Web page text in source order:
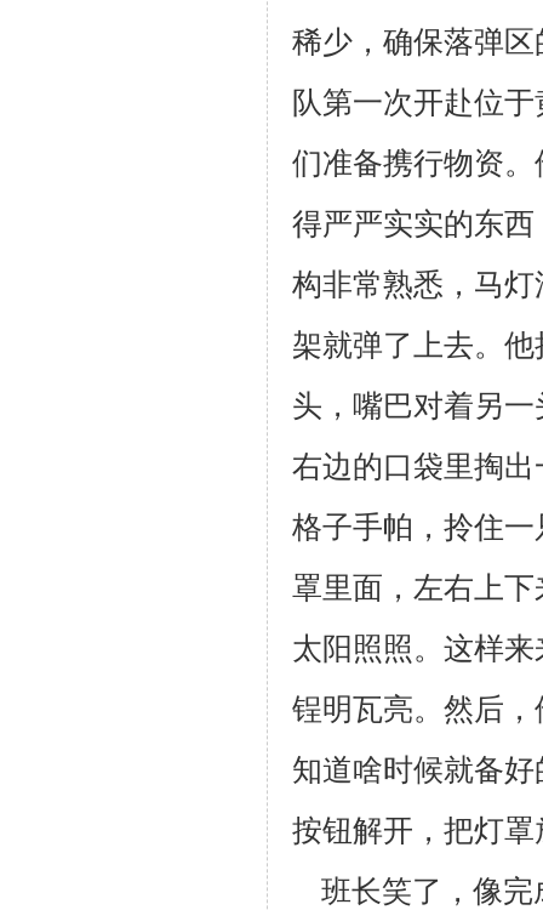
稀少，确保落弹区
队第一次开赴位
们准备携行物资
得严严实实的东西
构非常熟悉，马
架就弹了上去。
头，嘴巴对着另
右边的口袋里掏出
格子手帕，拎住
罩里面，左右上
太阳照照。这样来
锃明瓦亮。然后
知道啥时候就备
按钮解开，把灯
班长笑了，像完